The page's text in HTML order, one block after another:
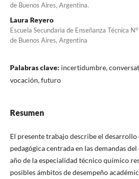
de Buenos Aires, Argentina.
Laura Reyero
Escuela Secundaria de Enseñanza Técnica
de Buenos Aires, Argentina
Palabras clave: incertidumbre,
vocación, futuro
Resumen
El presente trabajo describe el desarrollo
pedagógica centrada en las demandas
año de la especialidad técnico químico
posibles ámbitos de desempeño